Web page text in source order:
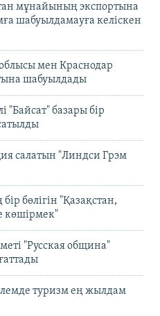
мұнайының экспортына
шабуылдамауға келіскен
мен Краснодар
шабуылдады
"Байсат" базары бір
салатын "Линдси Грэм
бөлігін "Қазақстан,
көшірмек"
"Русская община"
туризм ең жылдам